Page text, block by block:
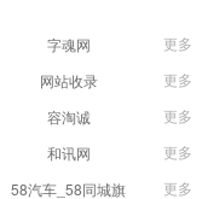
收录
字魂网
更多
网站收录
更多
容淘诚
更多
和讯网
更多
58汽车_58同城旗
更多